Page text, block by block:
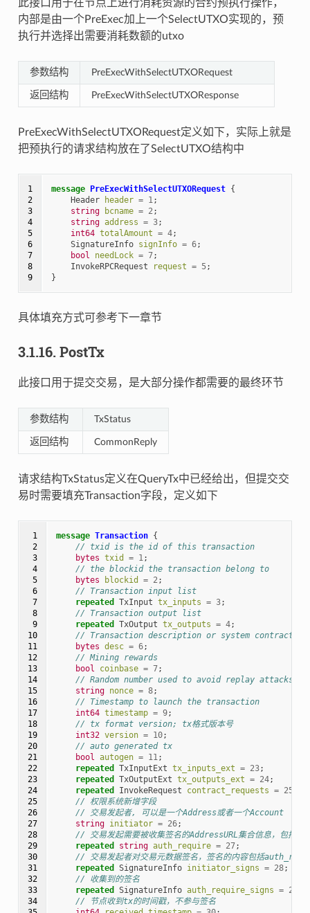
此接口用于在节点上进行消耗资源的合约预执行操作，
内部是由一个PreExec加上一个SelectUTXO实现的，预
执行并选择出需要消耗数额的utxo
参数结构 PreExecWithSelectUTXORequest
返回结构 PreExecWithSelectUTXOResponse
PreExecWithSelectUTXORequest定义如下，实际上就是
把预执行的请求结构放在了SelectUTXO结构中
1
2
3
4
5
6
7
8
9
message PreExecWithSelectUTXORequest {
Header
header = 1;
string
bcname = 2;
string address = 3;
int64 totalAmount = 4;
SignatureInfo signInfo = 6;
bool
needLock = 7;
InvokeRPCRequest
request = 5;
}
具体填充方式可参考下一章节
3.1.16. PostTx
此接口用于提交交易，是大部分操作都需要的最终环节
参数结构 TxStatus
返回结构 CommonReply
请求结构TxStatus定义在QueryTx中已经给出，但提交交
易时需要填充Transaction字段，定义如下
1
2
3
4
5
6
7
8
9
10
11
12
13
14
15
16
17
18
19
20
21
22
23
24
25
26
27
28
29
30
31
32
33
34
message Transaction {
// txid is the id of this transaction
bytes txid = 1;
// the blockid the transaction belong to
bytes
blockid = 2;
// Transaction input list
repeated
TxInput tx_inputs = 3;
// Transaction output list
repeated
TxOutput tx_outputs = 4;
// Transaction description or system contract
bytes desc = 6;
// Mining rewards
bool
coinbase = 7;
// Random number used to avoid replay attacks
string nonce = 8;
// Timestamp to launch the transaction
int64 timestamp = 9;
// tx format version; tx格式版本号
int32 version = 10;
// auto generated tx
bool autogen = 11;
repeated
TxInputExt tx_inputs_ext = 23;
repeated
TxOutputExt tx_outputs_ext = 24;
repeated
InvokeRequest contract_requests = 25
// 权限系统新增字段
// 交易发起者, 可以是一个Address或者一个Account
string initiator = 26;
// 交易发起需要被收集签名的AddressURL集合信息，包括用
repeated
string auth_require = 27;
// 交易发起者对交易元数据签名，签名的内容包括
repeated
SignatureInfo initiator_signs = 28;
// 收集到的签名
repeated
SignatureInfo auth_require_signs = 29
// 节点收到tx的时间戳，不参与签名